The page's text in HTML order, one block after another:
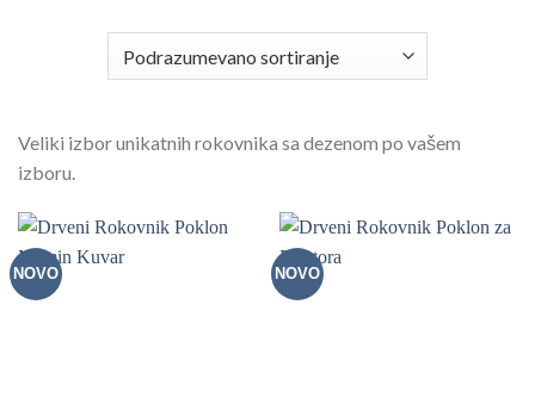
Veliki izbor unikatnih rokovnika sa dezenom po vašem
izboru.
NOVO NOVO